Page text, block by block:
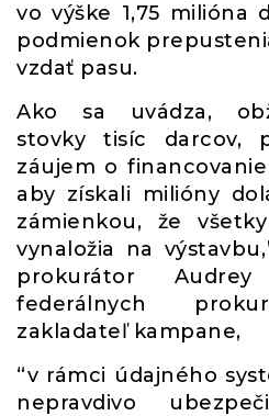
vo výške 1,75 milióna
podmienok
vzdať pasu.
Ako sa uvádza,
stovky tisíc darcov,
záujem o
aby získali milióny
zámienkou, že
vynaložia na
prokurátor
federálnych
zakladateľ kampane,
“v rámci údajného
nepravdivo